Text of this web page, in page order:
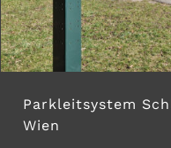
Parkleitsystem
Wien